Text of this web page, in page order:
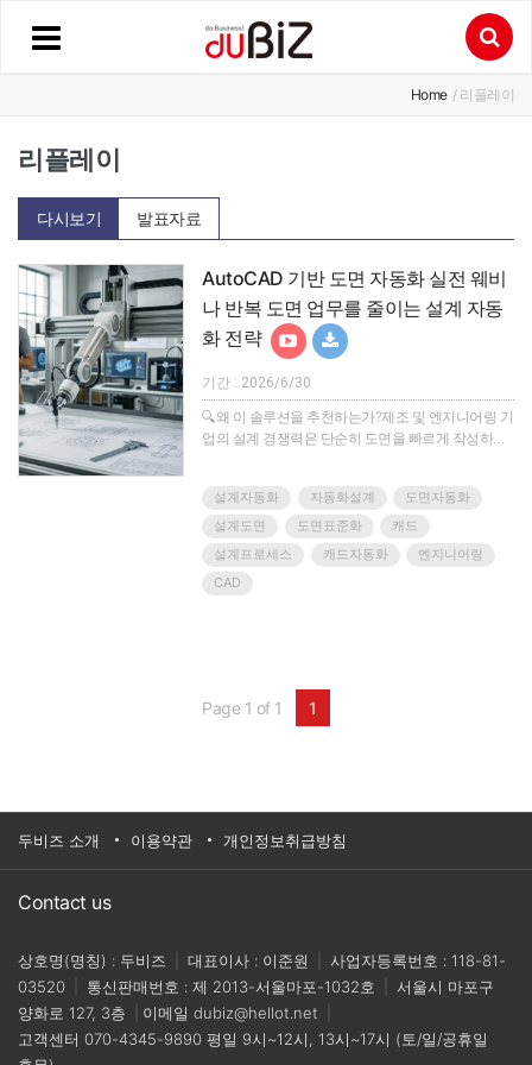
Home / 리플레이
리플레이
다시보기 발표자료
AutoCAD 기반 도면 자동화 실전 웨비
나 반복 도면 업무를 줄이는 설계 자동
화 전략
기간 : 2026/6/30
🔍왜 이 솔루션을 추천하는가?제조 및 엔지니어링 기
업의 설계 경쟁력은 단순히 도면을 빠르게 작성하는
관되게 유지되는지, 검토 누락과 재작업을 얼마나 줄
이는지가 납기와 품질을 좌우합니다.하지만 여전히
많은 기업에서는 기존 도면을 복사해 수정하고,
Excel 계산서와 BOM을 별도로 관리하며, 도면번호
·Rev.·PDF 출력·검토 결과를 담당자의 수작업에 의존
설계자동화 자동화설계
도면자동화
설계도면
도면표준화
캐드
설계프로세스
캐드자동화
엔지니어링
CAD
Page 1 of 1 1
두비즈 소개 이용약관 개인정보취급방침
Contact us
상호명(명칭) : 두비즈 대표이사 : 이준원
사업자등록번호 : 118-81-
03520
통신판매번호 : 제 2013-서울마포-1032호
서울시 마포구
양화로 127, 3층
이메일 dubiz@hellot.net
고객센터 070-4345-9890 평일 9시~12시, 13시~17시 (토/일/공휴일